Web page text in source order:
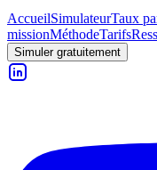
AccueilSimulateurTaux
missionMéthodeTarifs
Simuler gratuitement